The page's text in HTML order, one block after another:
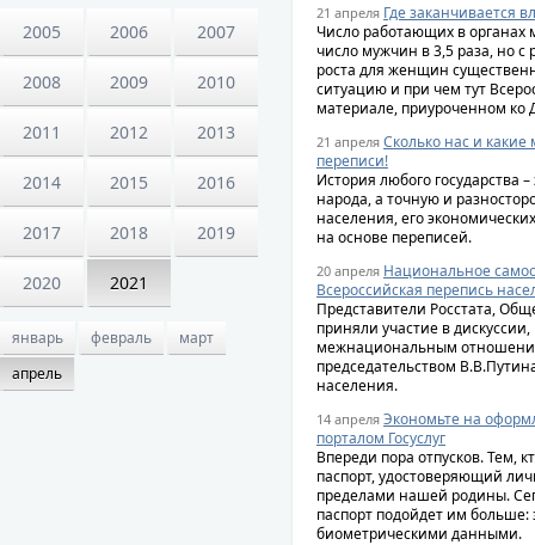
2005 2006 2007
2008 2009 2010
2011 2012 2013
2014 2015 2016
2017 2018 2019
2020 2021
январь февраль
март
апрель
21 апреля Где заканчивается
Число работающих в
число мужчин в 3,5 раза, но
роста для женщин
ситуацию и при чем тут
материале, приуроченном ко
21 апреля Сколько нас и
переписи!
История любого государства
народа, а точную и
населения, его
на основе переписей.
20 апреля Национальное
Всероссийская перепись
Представители Росстата,
приняли участие в
межнациональным
председательством
населения.
14 апреля Экономьте на
порталом Госуслуг
Впереди пора отпусков. Тем,
паспорт, удостоверяющий
пределами нашей родины.
паспорт подойдет им больше:
биометрическими данными.